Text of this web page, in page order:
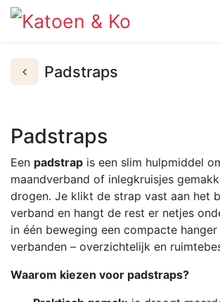
Padstraps
Padstraps
Een padstrap is een slim hulpmiddel
maandverband of inlegkruisjes
drogen. Je klikt de strap vast aan het
verband en hangt de rest er netjes
in één beweging een compacte
verbanden – overzichtelijk en
Waarom kiezen voor padstraps?